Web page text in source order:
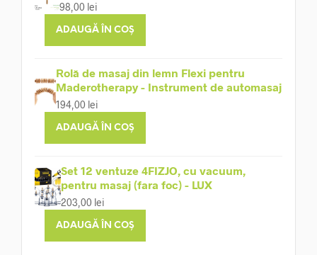
98,00 lei
ADAUGĂ ÎN COȘ
Rolă de masaj din lemn Flexi pentru
Maderotherapy - Instrument de automasaj
194,00 lei
ADAUGĂ ÎN COȘ
Set 12 ventuze 4FIZJO, cu vacuum,
pentru masaj (fara foc) - LUX
203,00 lei
ADAUGĂ ÎN COȘ